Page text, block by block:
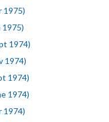
1975)
1975)
1974)
1974)
1974)
1974)
1974)